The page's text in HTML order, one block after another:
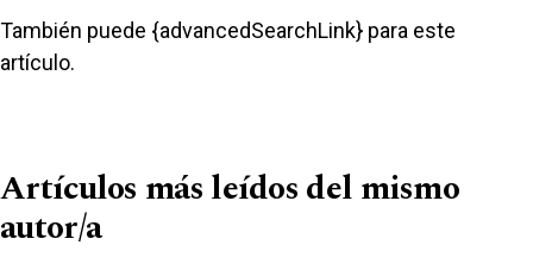
También puede {advancedSearchLink} para este
artículo.
Artículos más leídos del mismo
autor/a